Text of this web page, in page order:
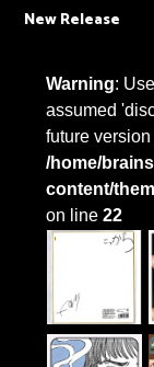
New Release
Warning:
assumed
future
/home/
content/
on line22